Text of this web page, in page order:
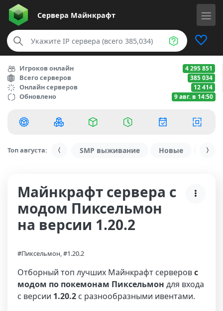
Сервера Майнкрафт
Игроков онлайн 4 295 851
Всего серверов 385 034
Онлайн серверов 12 414
Обновлено 9 авг. в 14:50
Топ августа: SMP выживание Новые С
Майнкрафт сервера с
модом Пиксельмон
на версии 1.20.2
#Пиксельмон, #1.20.2
Отборный топ лучших Майнкрафт серверовс
модом по покемонам Пиксельмон для входа
с версии 1.20.2 с разнообразными ивентами.